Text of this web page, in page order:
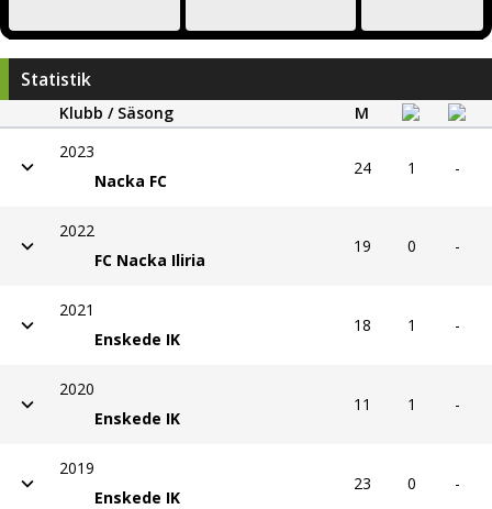
Statistik
Klubb / Säsong
M
2023
Nacka FC
24 1 -
2022
FC Nacka Iliria
19 0 -
2021
Enskede IK
18 1 -
2020
Enskede IK
11 1 -
2019
Enskede IK
23 0 -